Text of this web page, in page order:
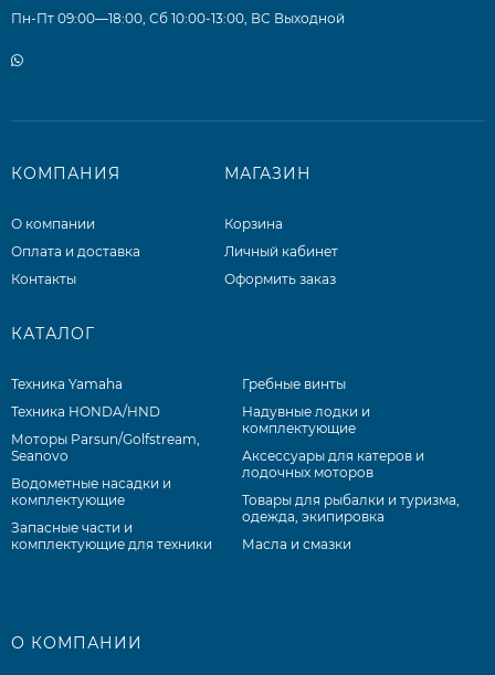
Пн-Пт 09:00—18:00, Сб 10:00-13:00, ВС Выходной
КОМПАНИЯ
О компании
Оплата и доставка
Контакты
МАГАЗИН
Корзина
Личный кабинет
Оформить заказ
КАТАЛОГ
Техника Yamaha
Техника HONDA/HND
Моторы Parsun/Golfstream,
Seanovo
Водометные насадки и
комплектующие
Запасные части и
комплектующие для техники
Гребные винты
Надувные лодки и
комплектующие
Аксессуары для катеров и
лодочных моторов
Товары для рыбалки и туризма,
одежда, экипировка
Масла и смазки
О КОМПАНИИ